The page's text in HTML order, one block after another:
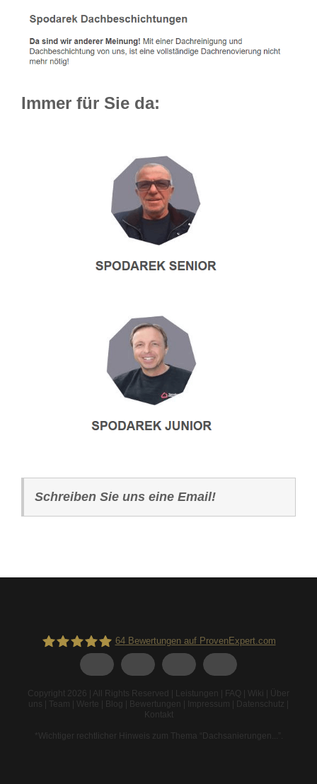
Immer für Sie da:
Schreiben Sie uns eine Email!
64Bewertungen auf ProvenExpert.com
Copyright 2026 | All Rights Reserved | Leistungen FAQ Wiki
Über
uns
Team Werte Blog Bewertungen Impressum Datenschutz
Kontakt
*Wichtiger rechtlicher Hinweis zum Thema “Dachsanierungen...” .